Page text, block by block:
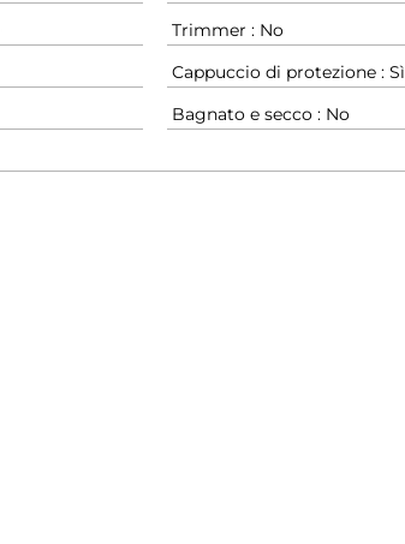
Trimmer : No
Cappuccio di protezione : Sì
Bagnato e secco : No